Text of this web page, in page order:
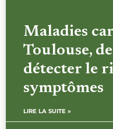
Maladies
Toulouse,
détecter le
symptômes
LIRE LA SUITE »